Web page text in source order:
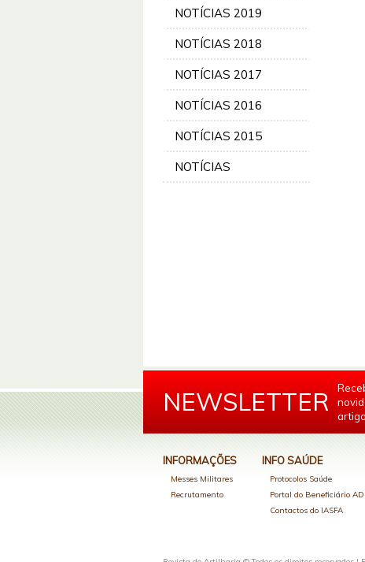
NOTÍCIAS 2019
NOTÍCIAS 2018
NOTÍCIAS 2017
NOTÍCIAS 2016
NOTÍCIAS 2015
NOTÍCIAS
NEWSLETTER
INFORMAÇÕES
Messes Militares
Recrutamento
INFO SAÚDE
Protocolos Saúde
Portal do Beneficiário
Contactos do IASFA